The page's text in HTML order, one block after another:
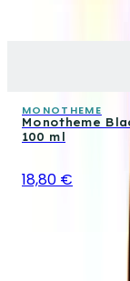
MONOTHEME
Monotheme
100 ml
18,80 €